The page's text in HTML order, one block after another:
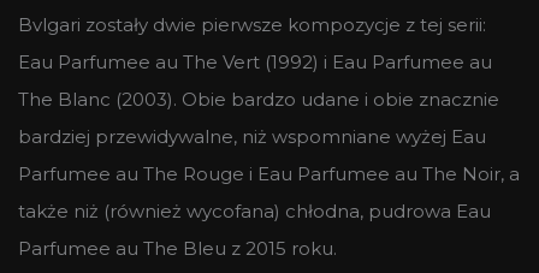
Bvlgari zostały dwie pierwsze kompozycje z tej serii:
Eau Parfumee au The Vert (1992) i Eau Parfumee au
The Blanc (2003). Obie bardzo udane i obie znacznie
bardziej przewidywalne, niż wspomniane wyżej Eau
Parfumee au The Rouge i Eau Parfumee au The Noir, a
także niż (również wycofana) chłodna, pudrowa Eau
Parfumee au The Bleu z 2015 roku.